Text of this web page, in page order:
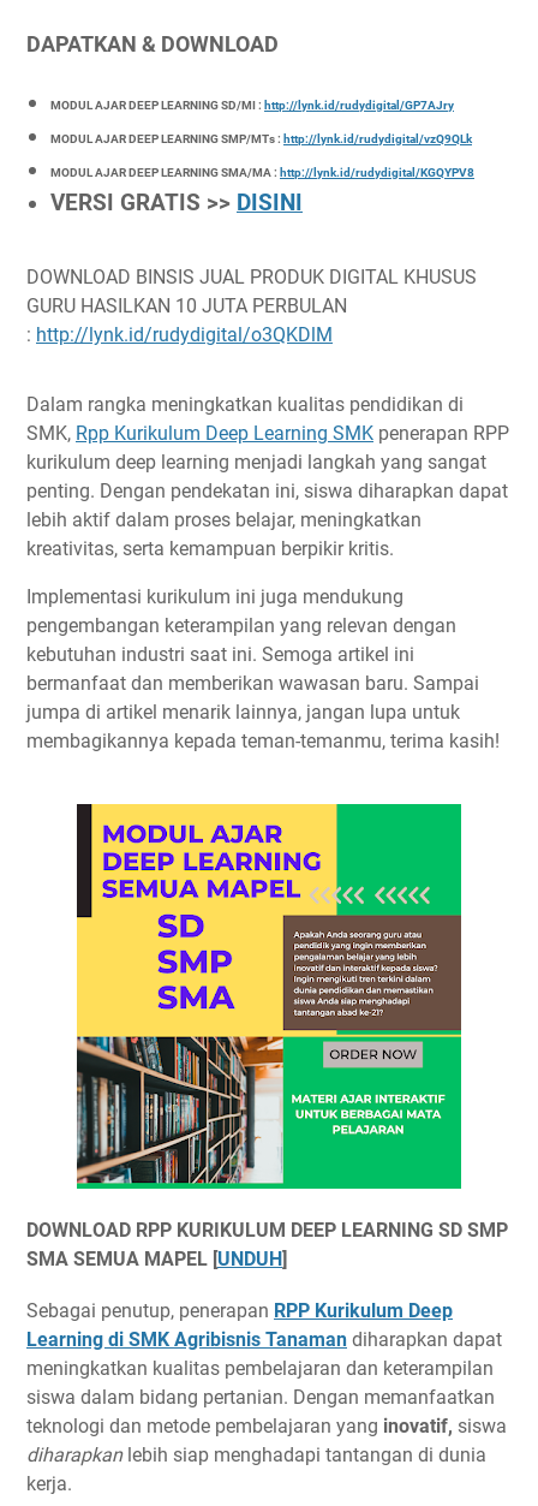
DAPATKAN & DOWNLOAD
MODUL AJAR DEEP LEARNING SD/MI : http://lynk.id/rudydigital/GP7AJry
MODUL AJAR DEEP LEARNING SMP/MTs : http://lynk.id/rudydigital/vzQ9QLk
MODUL AJAR DEEP LEARNING SMA/MA : http://lynk.id/rudydigital/KGQYPV8
VERSI GRATIS >> DISINI
DOWNLOAD BINSIS JUAL PRODUK DIGITAL KHUSUS
GURU HASILKAN 10 JUTA PERBULAN
: http://lynk.id/rudydigital/o3QKDlM
Dalam rangka meningkatkan kualitas pendidikan di
SMK, Rpp Kurikulum Deep Learning SMK penerapan RPP
kurikulum deep learning menjadi langkah yang sangat
penting. Dengan pendekatan ini, siswa diharapkan dapat
lebih aktif dalam proses belajar, meningkatkan
kreativitas, serta kemampuan berpikir kritis.
Implementasi kurikulum ini juga mendukung
pengembangan keterampilan yang relevan dengan
kebutuhan industri saat ini. Semoga artikel ini
bermanfaat dan memberikan wawasan baru. Sampai
jumpa di artikel menarik lainnya, jangan lupa untuk
membagikannya kepada teman-temanmu, terima kasih!
DOWNLOAD RPP KURIKULUM DEEP LEARNING SD SMP
SMA SEMUA MAPEL [UNDUH]
Sebagai penutup, penerapan RPP Kurikulum Deep
Learning di SMK Agribisnis Tanaman diharapkan dapat
meningkatkan kualitas pembelajaran dan keterampilan
siswa dalam bidang pertanian. Dengan memanfaatkan
teknologi dan metode pembelajaran yang inovatif, siswa
diharapkanlebih siap menghadapi tantangan di dunia
kerja.